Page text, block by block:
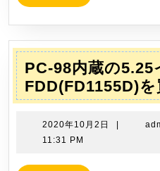
MORE
PC-98内蔵の5.25
FDD(FD1155D)
2020年10月2日
2020
|
11:31 PM